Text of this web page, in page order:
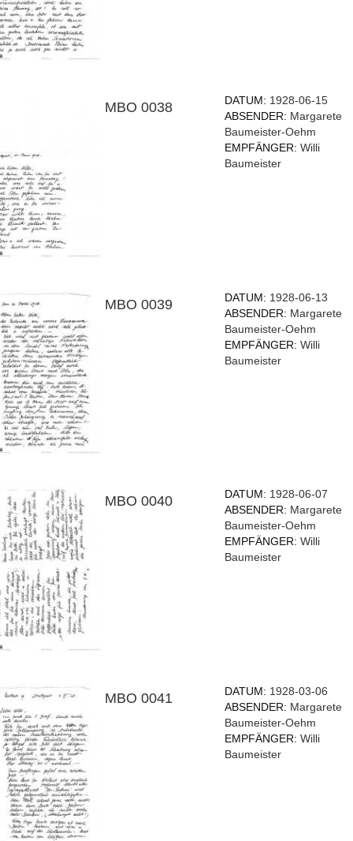
MBO 0038 DATUM: 1928-06-15
ABSENDER: Margarete
Baumeister-Oehm
EMPFÄNGER:Willi
Baumeister
MBO 0039 DATUM: 1928-06-13
ABSENDER: Margarete
Baumeister-Oehm
EMPFÄNGER:Willi
Baumeister
MBO 0040 DATUM: 1928-06-07
ABSENDER: Margarete
Baumeister-Oehm
EMPFÄNGER:Willi
Baumeister
MBO 0041 DATUM: 1928-03-06
ABSENDER: Margarete
Baumeister-Oehm
EMPFÄNGER:Willi
Baumeister